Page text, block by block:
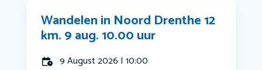
Wandelen in Noord Drenthe 12
km. 9 aug. 10.00 uur
9 August 2026 | 10:00